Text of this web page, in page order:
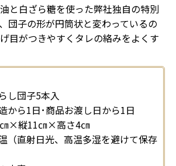
と白ざら糖を使った弊社独自の特別
団子の形が円筒状と変わっているの
目がつきやすくタレの絡みをよくす
し団子5本入
から1日･商品お渡し日から1日
×縦11㎝×高さ4㎝
（直射日光、高温多湿を避けて保存